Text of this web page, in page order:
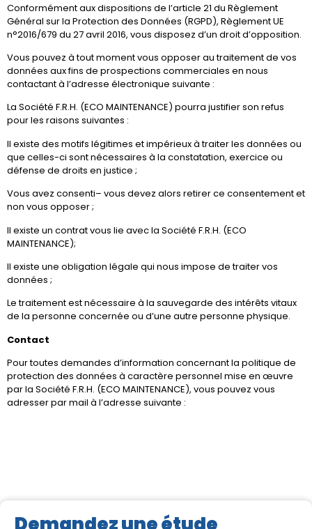
Conformément aux dispositions de l’article 21 du Règlement
Général sur la Protection des Données (RGPD), Règlement UE
n°2016/679 du 27 avril 2016, vous disposez d’un droit d’opposition.
Vous pouvez à tout moment vous opposer au traitement de vos
données aux fins de prospections commerciales en nous
contactant à l’adresse électronique suivante :
La Société F.R.H. (ECO MAINTENANCE) pourra justifier son refus
pour les raisons suivantes :
Il existe des motifs légitimes et impérieux à traiter les données ou
que celles-ci sont nécessaires à la constatation, exercice ou
défense de droits en justice ;
Vous avez consenti– vous devez alors retirer ce consentement et
non vous opposer ;
Il existe un contrat vous lie avec la Société F.R.H. (ECO
MAINTENANCE);
Il existe une obligation légale qui nous impose de traiter vos
données ;
Le traitement est nécessaire à la sauvegarde des intérêts vitaux
de la personne concernée ou d’une autre personne physique.
Contact
Pour toutes demandes d’information concernant la politique de
protection des données à caractère personnel mise en œuvre
par la Société F.R.H. (ECO MAINTENANCE), vous pouvez vous
adresser par mail à l’adresse suivante :
Demandez une étude